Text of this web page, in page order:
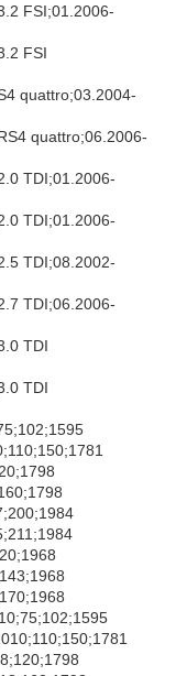
FSI;01.2006-
FSI
quattro;03.2004-
quattro;06.2006-
TDI;01.2006-
TDI;01.2006-
TDI;08.2002-
TDI;06.2006-
TDI
TDI